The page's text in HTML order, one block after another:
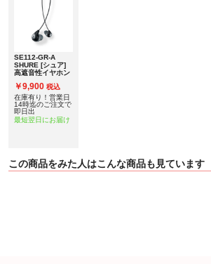
SE112-GR-A
SHURE [シュア]
高遮音性イヤホン
￥9,900 税込
在庫有り！営業日
14時迄のご注文で
即日出
最短翌日にお届け
この商品をみた人はこんな商品も見ています